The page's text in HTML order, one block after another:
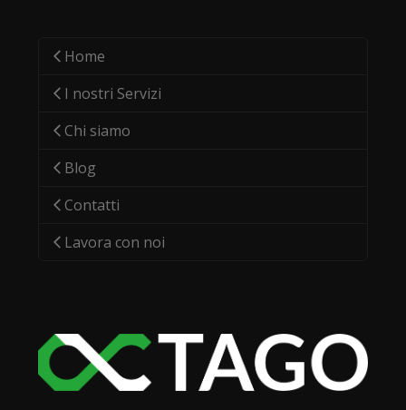
Home
I nostri Servizi
Chi siamo
Blog
Contatti
Lavora con noi